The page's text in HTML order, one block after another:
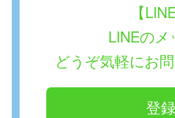
【
LINEの
どうぞ気軽にお
登